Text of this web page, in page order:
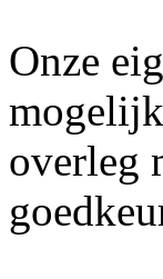
Onze
overleg